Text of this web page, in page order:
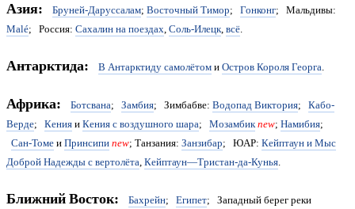
Азия: Бруней-Даруссалам; Восточный Тимор; Гонконг; Мальдивы:
Malé; Россия: Сахалин на поездах,Соль-Илецк,всё.
Антарктида: В Антарктиду самолётомиОстров Короля Георга.
Африка: Ботсвана; Замбия; Зимбабве: Водопад Виктория; Кабо-
Верде; КенияиКения с воздушного шара; Мозамбикnew; Намибия;
Сан-ТомеиПринсипиnew; Танзания: Занзибар; ЮАР: Кейптаун и Мыс
Доброй Надежды с вертолёта,Кейптаун—Тристан-да-Кунья.
Ближний Восток: Бахрейн; Египет; Западный берег реки